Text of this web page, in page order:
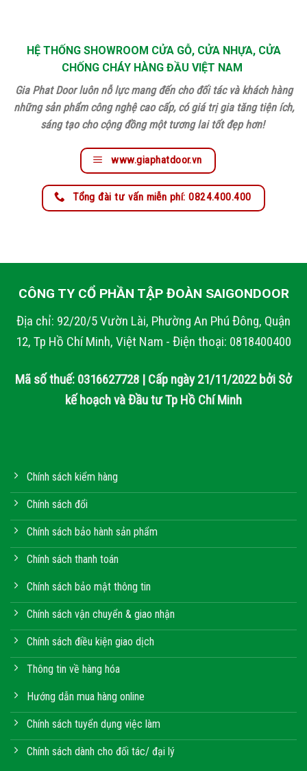
HỆ THỐNG SHOWROOM CỬA GỖ, CỬA NHỰA, CỬA
CHỐNG CHÁY HÀNG ĐẦU VIỆT NAM
Gia Phat Door luôn nỗ lực mang đến cho đối tác và khách hàng
những sản phẩm công nghệ cao cấp, có giá trị gia tăng tiện ích,
sáng tạo cho cộng đồng một tương lai tốt đẹp hơn!
www.giaphatdoor.vn
Tổng đài tư vấn miễn phí: 0824.400.400
CÔNG TY CỔ PHẦN TẬP ĐOÀN SAIGONDOOR
Địa chỉ: 92/20/5 Vườn Lài, Phường An Phú Đông, Quận
12, Tp Hồ Chí Minh, Việt Nam - Điện thoại: 0818400400
Mã số thuế: 0316627728 | Cấp ngày 21/11/2022 bởi Sở
kế hoạch và Đầu tư Tp Hồ Chí Minh
Chính sách kiểm hàng
Chính sách đổi
Chính sách bảo hành sản phẩm
Chính sách thanh toán
Chính sách bảo mật thông tin
Chính sách vận chuyển & giao nhận
Chính sách điều kiện giao dịch
Thông tin về hàng hóa
Hướng dẫn mua hàng online
Chính sách tuyển dụng việc làm
Chính sách dành cho đối tác/ đại lý